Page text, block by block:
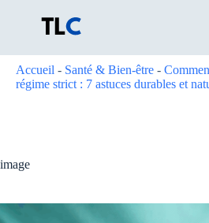
Accueil - Santé & Bien-être -
régime strict : 7 astuces durables et
image